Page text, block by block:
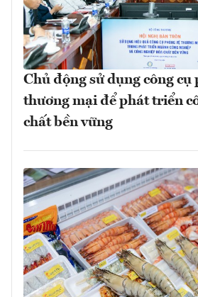
Chủ động sử dụng công cụ
thương mại để phát triển
chất bền vững